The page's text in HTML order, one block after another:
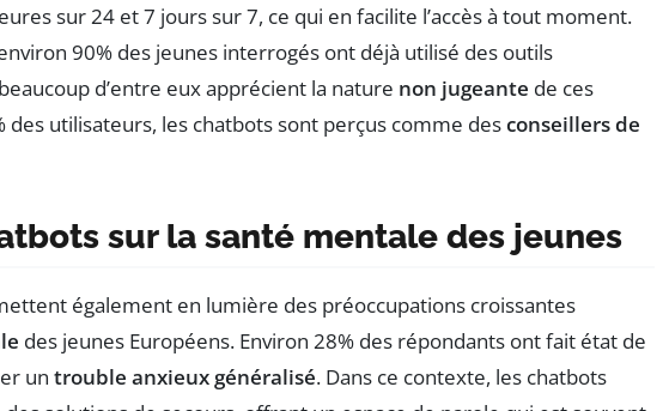
sur 24 et 7 jours sur 7, ce qui en facilite l’accès à tout moment.
90% des jeunes interrogés ont déjà utilisé des outils
d’entre eux apprécient la nature non jugeante de ces
des utilisateurs, les chatbots sont perçus comme desconseillers de
sur la santé mentale des jeunes
également en lumière des préoccupations croissantes
des jeunes Européens. Environ 28% des répondants ont fait état de
un trouble anxieux généralisé. Dans ce contexte, les chatbots